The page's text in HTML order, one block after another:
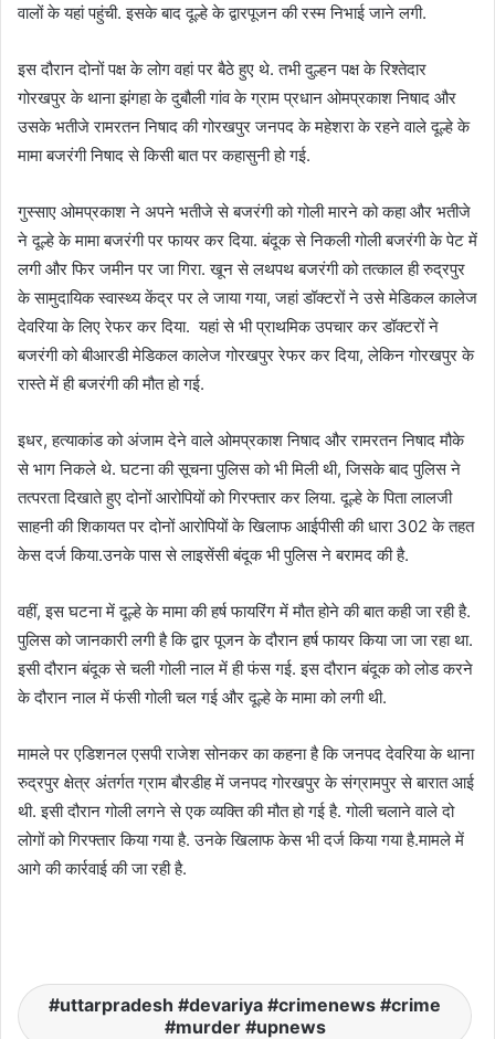
वालों के यहां पहुंची. इसके बाद दूल्हे के द्वारपूजन की रस्म निभाई जाने लगी.
इस दौरान दोनों पक्ष के लोग वहां पर बैठे हुए थे. तभी दुल्हन पक्ष के रिश्तेदार
गोरखपुर के थाना झंगहा के दुबौली गांव के ग्राम प्रधान ओमप्रकाश निषाद और
उसके भतीजे रामरतन निषाद की गोरखपुर जनपद के महेशरा के रहने वाले दूल्हे के
मामा बजरंगी निषाद से किसी बात पर कहासुनी हो गई.
गुस्साए ओमप्रकाश ने अपने भतीजे से बजरंगी को गोली मारने को कहा और भतीजे
ने दूल्हे के मामा बजरंगी पर फायर कर दिया. बंदूक से निकली गोली बजरंगी के पेट में
लगी और फिर जमीन पर जा गिरा. खून से लथपथ बजरंगी को तत्काल ही रुद्रपुर
के सामुदायिक स्वास्थ्य केंद्र पर ले जाया गया, जहां डॉक्टरों ने उसे मेडिकल कालेज
देवरिया के लिए रेफर कर दिया. यहां से भी प्राथमिक उपचार कर डॉक्टरों ने
बजरंगी को बीआरडी मेडिकल कालेज गोरखपुर रेफर कर दिया, लेकिन गोरखपुर के
रास्ते में ही बजरंगी की मौत हो गई.
इधर, हत्याकांड को अंजाम देने वाले ओमप्रकाश निषाद और रामरतन निषाद मौके
से भाग निकले थे. घटना की सूचना पुलिस को भी मिली थी, जिसके बाद पुलिस ने
तत्परता दिखाते हुए दोनों आरोपियों को गिरफ्तार कर लिया. दूल्हे के पिता लालजी
साहनी की शिकायत पर दोनों आरोपियों के खिलाफ आईपीसी की धारा 302 के तहत
केस दर्ज किया.उनके पास से लाइसेंसी बंदूक भी पुलिस ने बरामद की है.
वहीं, इस घटना में दूल्हे के मामा की हर्ष फायरिंग में मौत होने की बात कही जा रही है.
पुलिस को जानकारी लगी है कि द्वार पूजन के दौरान हर्ष फायर किया जा जा रहा था.
इसी दौरान बंदूक से चली गोली नाल में ही फंस गई. इस दौरान बंदूक को लोड करने
के दौरान नाल में फंसी गोली चल गई और दूल्हे के मामा को लगी थी.
मामले पर एडिशनल एसपी राजेश सोनकर का कहना है कि जनपद देवरिया के थाना
रुद्रपुर क्षेत्र अंतर्गत ग्राम बौरडीह में जनपद गोरखपुर के संग्रामपुर से बारात आई
थी. इसी दौरान गोली लगने से एक व्यक्ति की मौत हो गई है. गोली चलाने वाले दो
लोगों को गिरफ्तार किया गया है. उनके खिलाफ केस भी दर्ज किया गया है.मामले में
आगे की कार्रवाई की जा रही है.
uttarpradesh #devariya #crimenews #crime
#murder #upnews